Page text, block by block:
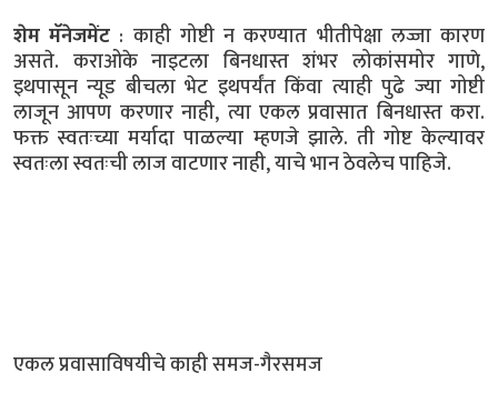
शेम मॅनेजमेंट : काही गोष्टी न करण्यात भीतीपेक्षा लज्जा कारण
असते. कराओके नाइटला बिनधास्त शंभर लोकांसमोर गाणे,
इथपासून न्यूड बीचला भेट इथपर्यंत किंवा त्याही पुढे ज्या गोष्टी
लाजून आपण करणार नाही, त्या एकल प्रवासात बिनधास्त करा.
फक्त स्वतःच्या मर्यादा पाळल्या म्हणजे झाले. ती गोष्ट केल्यावर
स्वतःला स्वतःची लाज वाटणार नाही, याचे भान ठेवलेच पाहिजे.
एकल प्रवासाविषयीचे काही समज-गैरसमज